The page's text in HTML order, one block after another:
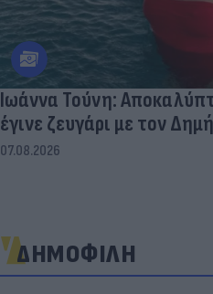
Ιωάννα Τούνη:
έγινε ζευγάρι με τον
ΔΗΜΟΦΙΛΗ